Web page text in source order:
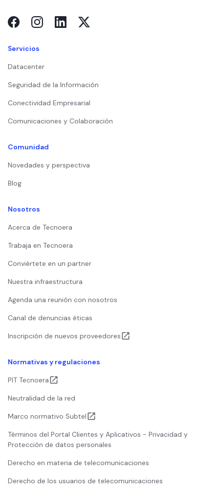
Servicios
Datacenter
Seguridad de la Información
Conectividad Empresarial
Comunicaciones y Colaboración
Comunidad
Novedades y perspectiva
Blog
Nosotros
Acerca de Tecnoera
Trabaja en Tecnoera
Conviértete en un partner
Nuestra infraestructura
Agenda una reunión con nosotros
Canal de denuncias éticas
Inscripción de nuevos proveedores
Normativas y regulaciones
PIT Tecnoera
Neutralidad de la red
Marco normativo Subtel
Términos del Portal Clientes y Aplicativos - Privacidad y
Protección de datos personales
Derecho en materia de telecomunicaciones
Derecho de los usuarios de telecomunicaciones